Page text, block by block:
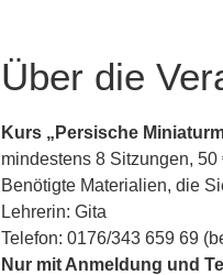
Über die
Kurs „Persische
mindestens 8 Sitzungen,
Benötigte Materialien, die
Lehrerin: Gita
Telefon: 0176/343 659 69
Nur mit Anmeldung und